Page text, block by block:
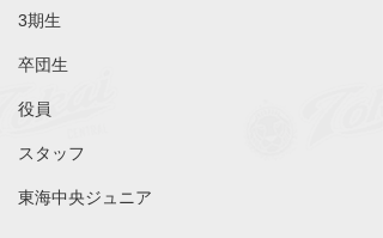
3期生
卒団生
役員
スタッフ
東海中央ジュニア